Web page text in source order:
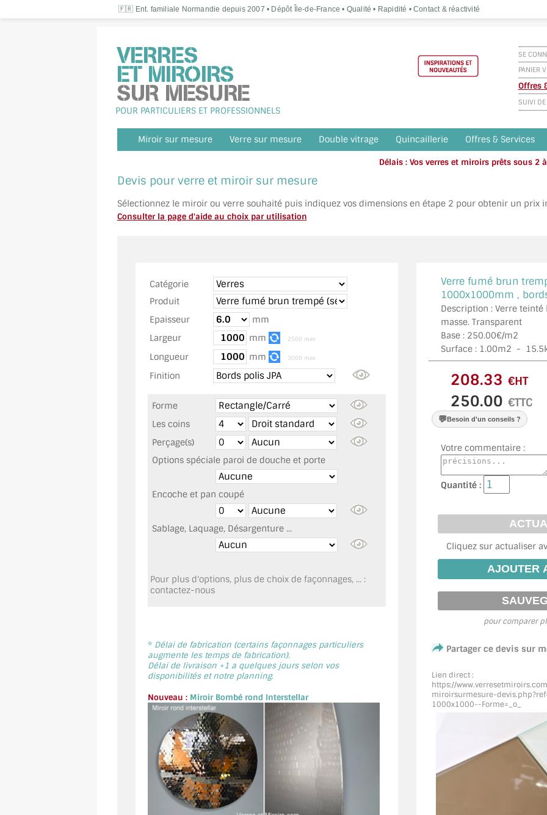
🇫🇷 Ent. familiale Normandie depuis 2007 • Dépôt Île-de-France • Qualité • Rapidité • Contact & réactivité
POUR PARTICULIERS ET PROFESSIONNELS
SE
PANIER
Offres
SUIVI
Miroir sur mesure Verre sur mesure Double vitrage Quincaillerie Offres & Services
Délais : Vos verres et miroirs prêts sous 2
Devis pour verre et miroir sur mesure
Sélectionnez le miroir ou verre souhaité puis indiquez vos dimensions en étape 2 pour obtenir un prix
Consulter la page d'aide au choix par utilisation
Catégorie
Produit
Epaisseur
mm
Largeur
mm 2500 max
Longueur mm 3000 max
Finition
Forme
Les coins
Perçage(s)
Options spéciale paroi de douche et porte
Encoche et pan coupé
Sablage, Laquage, Désargenture ...
Pour plus d'options, plus de choix de façonnages, ... :
contactez-nous
* Délai de fabrication (certains façonnages particuliers
augmente les temps de fabrication).
Délai de livraison +1 a quelques jours selon vos
disponibilités et notre planning.
Nouveau : Miroir Bombé rond Interstellar
Verre fumé brun
1000x1000mm ,
Description : Verre
masse. Transparent
Base : 250.00€/m2
Surface : 1.00m2 - 15.5
€HT
€TTC
💬Besoin d'un conseils ?
Votre commentaire :
Quantité :
Cliquez sur actualiser
pour comparer
Partager ce devis sur
Lien direct :
https://
miroirsurmesure-
1000x1000--Forme=_o_